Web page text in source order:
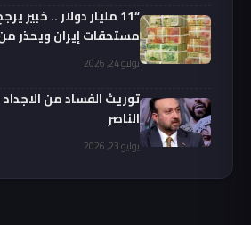
“11 مليار دولار .. خبير
مستحقات إيران ويحذر
يوليو 24, 2026
توريث الفساد من الاجداد
الناصر
يوليو 23, 2026